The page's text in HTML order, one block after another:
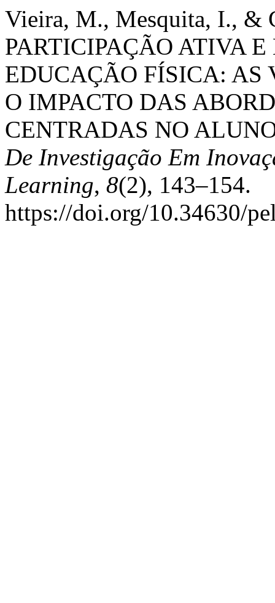
Vieira, M., Mesquita, I., &
PARTICIPAÇÃO ATIVA
EDUCAÇÃO FÍSICA: AS
O IMPACTO DAS
CENTRADAS NO
De Investigação Em
Learning, 8(2), 143–154.
https://doi.org/10.34630/